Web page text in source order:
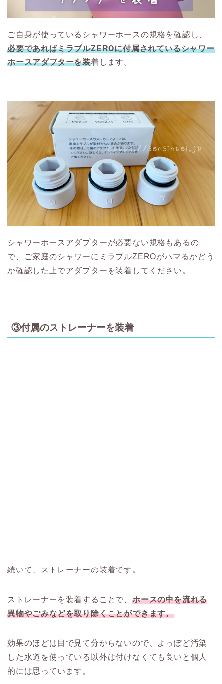
ご自身が使っているシャワーホースの規格を確認し、
必要であればミラブルZEROに付属されているシャワー
ホースアダプターを装着します。
シャワーホースアダプターが必要ない規格もあるの
で、ご家庭のシャワーにミラブルZEROがハマるかどう
か確認した上でアダプターを装着してください。
③付属のストレーナーを装着
続いて、ストレーナーの装着です。
ストレーナーを装着することで、 ホースの中を流れる
異物やごみなどを取り除くことができます。
効果のほどは目で見て分からないので、よっぽど汚染
した水道を使っている以外は付けなくても良いと個人
的には思っています。